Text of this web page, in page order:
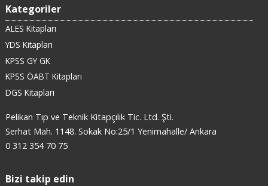
Kategoriler
ALES Kitapları
YDS Kitapları
KPSS GY GK
KPSS ÖABT Kitapları
DGS Kitapları
Pelikan Tıp ve Teknik Kitapçılık Tic. Ltd. Şti.
Serhat Mah. 1148. Sokak No:25/1 Yenimahalle/ Ankara
0 312 354 70 75
Bizi takip edin